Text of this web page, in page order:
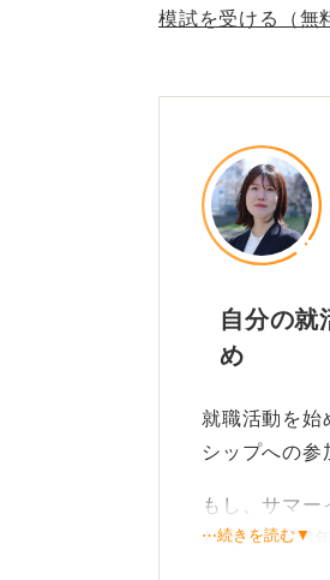
う。そして、
対策に取り
いと思います
いきなり本番
は、心の準
模試を受ける（無
自分の就
め
就職活動を始
シップへの参
もし、サマ
れば、大学3
⋯続きを読む▼